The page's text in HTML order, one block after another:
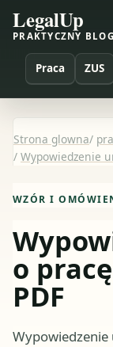
LegalUp
PRAKTYCZNY
Praca ZUS
Strona glowna/
/ Wypowiedzenie
WZÓR I
o
PDF